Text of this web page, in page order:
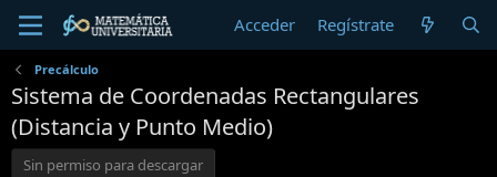
Acceder Regístrate
Precálculo
Sistema de Coordenadas Rectangulares
(Distancia y Punto Medio)
Sin permiso para descargar